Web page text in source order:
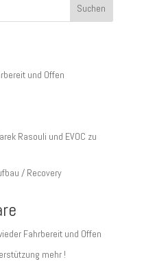
Suchen
und Offen
Rasouli und EVOC zu
/ Recovery
Fahrbereit und Offen
mehr !